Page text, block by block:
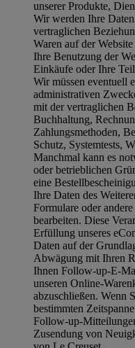
unserer Produkte,
Wir werden Ihre
vertraglichen
Waren auf der
Ihre Benutzung der
Einkäufe oder Ihre
Wir müssen eventuell
administrativen
mit der vertraglichen
Buchhaltung,
Zahlungsmethoden,
Schutz, Systemtests,
Manchmal kann es
oder betrieblichen
eine
Ihre Daten des
Formulare oder
bearbeiten. Diese
Erfüllung unseres
Daten auf der
Abwägung mit Ihren
Ihnen Follow-up-E-
unseren Online-
abzuschließen. Wenn
bestimmten
Follow-up-
Zusendung von